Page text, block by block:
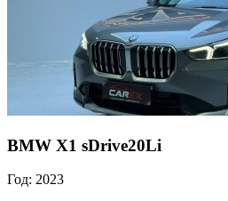
BMW X1 sDrive20Li
Год: 2023